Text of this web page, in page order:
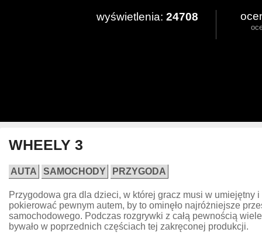
wyświetlenia: 24708
WHEELY 3
AUTA SAMOCHODY PRZYGODA
Przygodowa gra dla dzieci, w której gracz musi w umiejętny
pokierować pewnym autem, by to ominęło najróżniejsze
samochodowego. Podczas rozgrywki z całą pewnością
bywało w poprzednich częściach tej zakręconej produkcji.